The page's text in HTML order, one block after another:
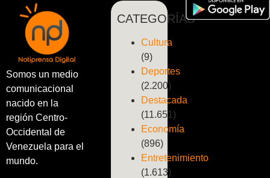
Somos un medio
comunicacional
nacido en la
región Centro-
Occidental de
Venezuela para el
mundo.
CATEGORÍAS
Cultura
(9)
Deportes
(2.200)
Destacada
(11.651)
Economía
(896)
Entretenimiento
(1.613)